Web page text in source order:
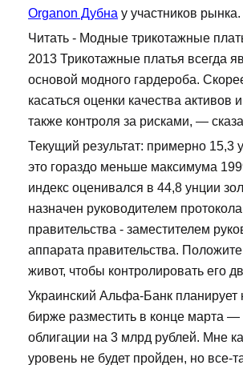
Organon Дубна у участников рынка.
Читать - Модные трикотажные
2013 Трикотажные платья всегда
основой модного гардероба.
касаться оценки качества активов
также контроля за рисками, —
Текущий результат: примерно 15,3
это гораздо меньше максимума
индекс оценивался в 44,8 унции
назначен руководителем
правительства - заместителем
аппарата правительства.
живот, чтобы контролировать его
Украинский Альфа-Банк планирует
бирже разместить в конце марта —
облигации на 3 млрд рублей. Мне
уровень не будет пройден, но все-